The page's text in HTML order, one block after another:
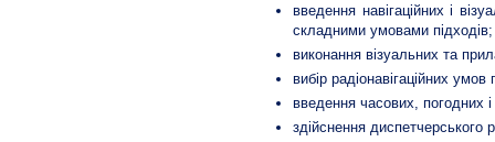
введення навігаційних і
складними умовами підходів;
виконання візуальних та
вибір радіонавігаційних умов
введення часових, погодних
здійснення диспетчерського